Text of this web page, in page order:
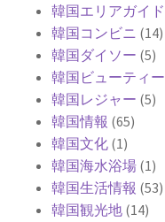
韓国エリアガイド
韓国コンビニ (14)
韓国ダイソー (5)
韓国ビューティー
韓国レジャー (5)
韓国情報 (65)
韓国文化 (1)
韓国海水浴場 (1)
韓国生活情報 (53)
韓国観光地 (14)